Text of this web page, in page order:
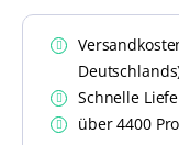
Schnelle
über 4400